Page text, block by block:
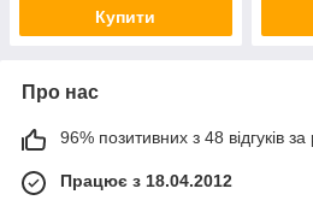
Купити
Про нас
96% позитивних з 48 відгуків за
Працює з 18.04.2012